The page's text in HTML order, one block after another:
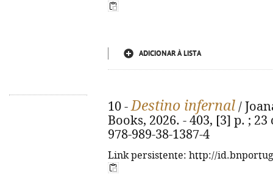
ADICIONAR À LISTA
10 -Destino infernal /
Books, 2026. - 403, [3] p. ;
978-989-38-1387-4
Link persistente: http://